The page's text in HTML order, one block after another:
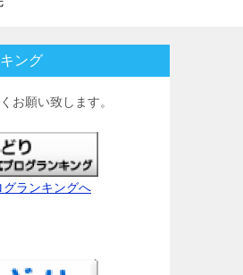
ング
お願い致します。
ランキングへ